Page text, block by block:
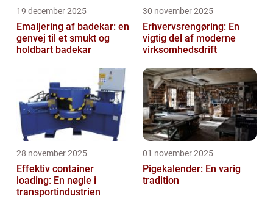
19 december 2025
Emaljering af badekar: en
genvej til et smukt og
holdbart badekar
30 november 2025
Erhvervsrengøring: En
vigtig del af moderne
virksomhedsdrift
28 november 2025
Effektiv container
loading: En nøgle i
transportindustrien
01 november 2025
Pigekalender: En varig
tradition